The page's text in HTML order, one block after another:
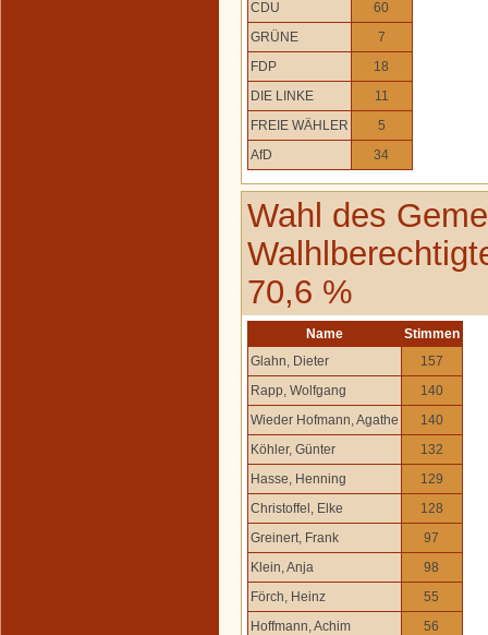
CDU
60
GRÜNE
7
FDP
18
DIE LINKE
11
FREIE WÄHLER
5
AfD
34
Wahl des
70,6 %
Name
Stimmen
Glahn, Dieter
157
Rapp, Wolfgang
140
Wieder Hofmann, Agathe
140
Köhler, Günter
132
Hasse, Henning
129
Christoffel, Elke
128
Greinert, Frank
97
Klein, Anja
98
Förch, Heinz
55
Hoffmann, Achim
56